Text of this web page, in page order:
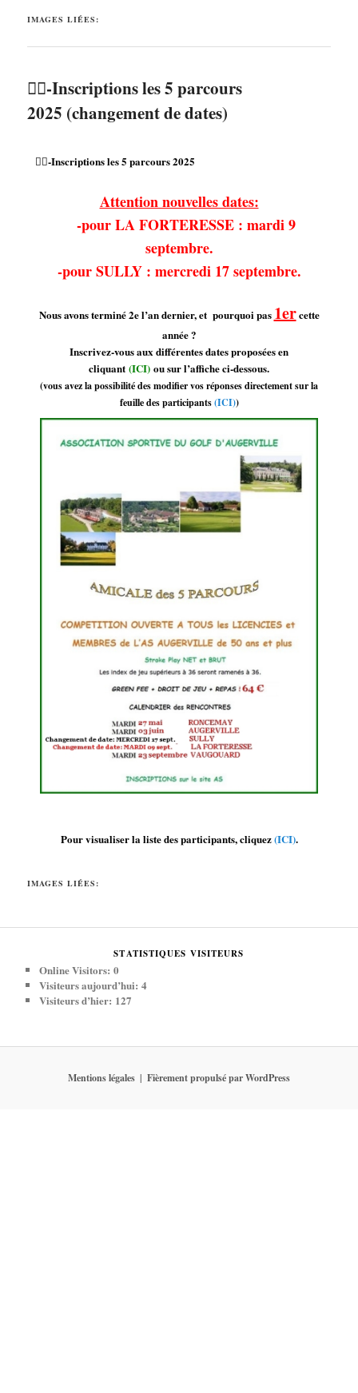
IMAGES LIÉES:
🏌️‍♂️-Inscriptions les 5 parcours
2025 (changement de dates)
🏌️‍♂️-Inscriptions les 5 parcours 2025
Attention nouvelles dates:
-pour LA FORTERESSE : mardi 9
septembre.
-pour SULLY : mercredi 17 septembre.
Nous avons terminé 2e l’an dernier, et pourquoi pas 1ercette
année ?
Inscrivez-vous aux différentes dates proposées en
cliquant (ICI) ou sur l’affiche ci-dessous.
(vous avez la possibilité des modifier vos réponses directement sur la
feuille des participants(ICI))
Pour visualiser la liste des participants, cliquez(ICI).
IMAGES LIÉES:
STATISTIQUES VISITEURS
Online Visitors:0
Visiteurs aujourd’hui:4
Visiteurs d’hier: 127
Mentions légales Fièrement propulsé par WordPress